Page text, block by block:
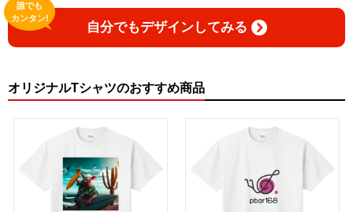
自分でもデザインしてみる
誰でも
カンタン!
オリジナルTシャツのおすすめ商品